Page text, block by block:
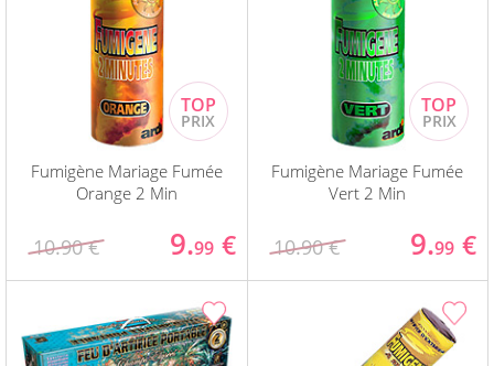
Fumigène Mariage Fumée
Orange 2 Min
10.90 € 9.99 €
Fumigène Mariage Fumée
Vert 2 Min
10.90 € 9.99 €